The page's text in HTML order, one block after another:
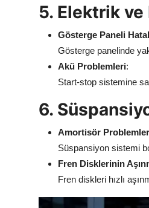
5. Elektrik
Gösterge Paneli
Gösterge panelinde
Akü Problemleri:
Start-stop sistemine
6.
Amortisör
Süspansiyon sistemi
Fren Disklerinin
Fren diskleri hızlı